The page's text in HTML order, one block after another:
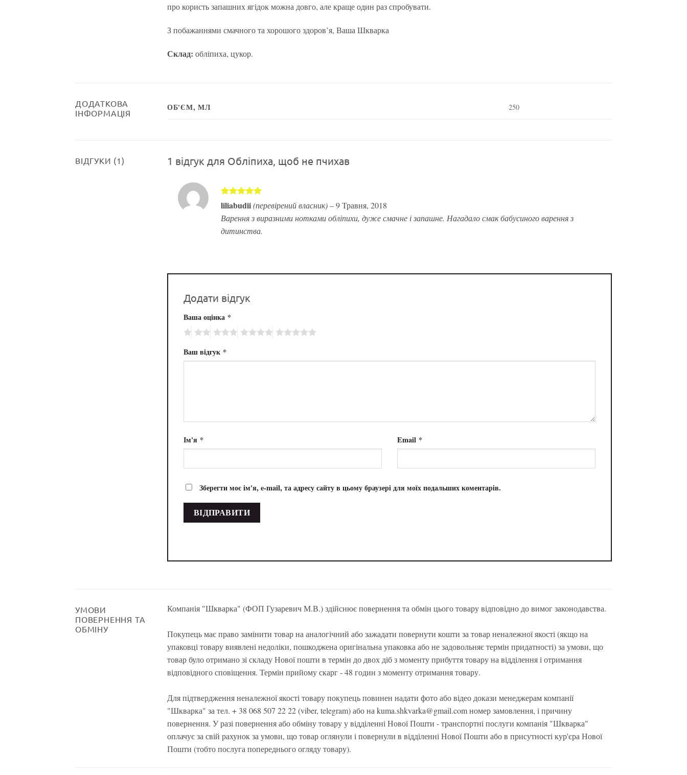
про користь запашних ягідок можна довго, але краще один раз спробувати.
З побажаннями смачного та хорошого здоров’я, Ваша Шкварка
Склад: обліпиха, цукор.
ДОДАТКОВА
ІНФОРМАЦІЯ
ОБ'ЄМ, МЛ 250
ВІДГУКИ (1) 1 відгук для Обліпиха, щоб не пчихав
Оцінено в
5з 5
liliabudii(перевірений власник) – 9 Травня, 2018
Варення з виразними нотками обліпихи, дуже смачне і запашне. Нагадало смак бабусиного варення з
дитинства.
Додати відгук
Ваша оцінка *
Ваш відгук *
Ім'я * Email *
Зберегти моє ім'я, e-mail, та адресу сайту в цьому браузері для моїх подальших коментарів.
УМОВИ
ПОВЕРНЕННЯ ТА
ОБМІНУ
Компанія "Шкварка" (ФОП Гузаревич М.В.) здійснює повернення та обмін цього товару відповідно до вимог законодавства.
Покупець має право замінити товар на аналогічний або зажадати повернути кошти за товар неналежної якості (якщо на
упаковці товару виявлені недоліки, пошкоджена оригінальна упаковка або не задовольняє термін придатності) за умови, що
товар було отримано зі складу Нової пошти в термін до двох діб з моменту прибуття товару на відділення і отримання
відповідного сповіщення. Термін прийому скарг - 48 годин з моменту отримання товару.
Для підтвердження неналежної якості товару покупець повинен надати фото або відео докази менеджерам компанії
"Шкварка" за тел. + 38 068 507 22 22 (viber, telegram) або на kuma.shkvarka@gmail.com номер замовлення, і причину
повернення. У разі повернення або обміну товару у відділенні Нової Пошти - транспортні послуги компанія "Шкварка"
оплачує за свій рахунок за умови, що товар оглянули і повернули в відділенні Нової Пошти або в присутності кур'єра Нової
Пошти (тобто послуга попереднього огляду товару).